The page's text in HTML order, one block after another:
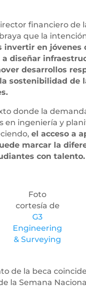
financiero de
que la
invertir en jóvenes
diseñar
desarrollos
sostenibilidad de
donde la
en ingeniería y
el acceso a
marcar la
con talento.
Foto
cortesía de
G3
Engineering
& Surveying
de la beca
la Semana